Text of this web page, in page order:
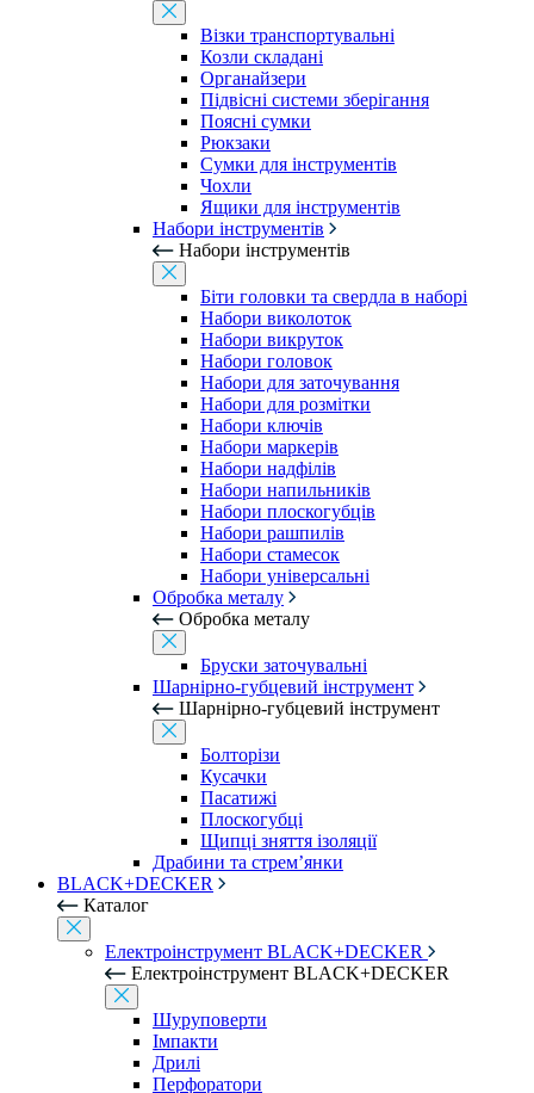
Візки транспортувальні
Козли складані
Органайзери
Підвісні системи зберігання
Поясні сумки
Рюкзаки
Сумки для інструментів
Чохли
Ящики для інструментів
Набори інструментів
Набори інструментів
Біти головки та свердла в наборі
Набори виколоток
Набори викруток
Набори головок
Набори для заточування
Набори для розмітки
Набори ключів
Набори маркерів
Набори надфілів
Набори напильників
Набори плоскогубців
Набори рашпилів
Набори стамесок
Набори універсальні
Обробка металу
Обробка металу
Бруски заточувальні
Шарнірно-губцевий інструмент
Шарнірно-губцевий інструмент
Болторізи
Кусачки
Пасатижі
Плоскогубці
Щипці зняття ізоляції
Драбини та стрем’янки
BLACK+DECKER
Каталог
Електроінструмент BLACK+DECKER
Електроінструмент BLACK+DECKER
Шуруповерти
Імпакти
Дрилі
Перфоратори